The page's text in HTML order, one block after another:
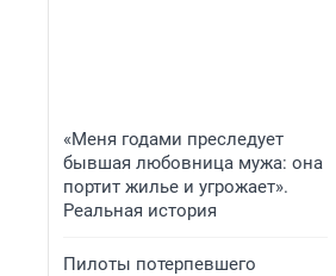
«Меня годами преследует
бывшая любовница мужа: она
портит жилье и угрожает».
Реальная история
Пилоты потерпевшего